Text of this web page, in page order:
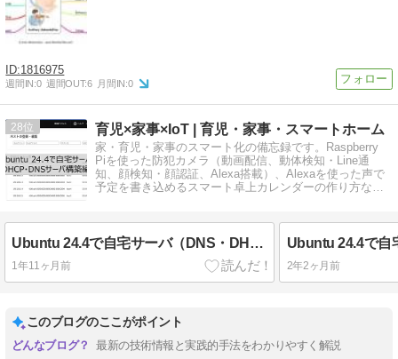
1816975
週間IN:0 週間OUT:6 月間IN:0
28 育児×家事×IoT | 育児・家事・スマートホーム
家・育児・家事のスマート化の備忘録です。Raspberry
Piを使った防犯カメラ（動画配信、動体検知・Line通
知、顔検知・顔認証、Alexa搭載）、Alexaを使った声で
予定を書き込めるスマート卓上カレンダーの作り方など
Ubuntu 24.4で自宅サーバ（DNS・DHCPサーバ構築編）[5/6]
1年11ヶ月前 2年2ヶ月前
このブログのここがポイント
最新の技術情報と実践的手法をわかりやすく解説